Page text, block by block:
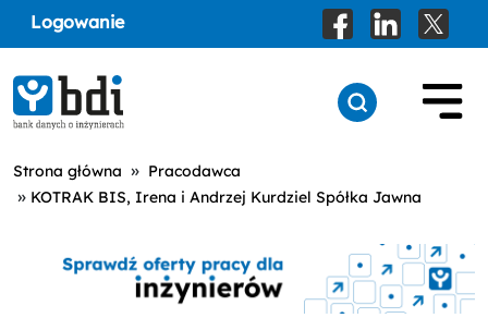
Logowanie
Strona główna » Pracodawca
» KOTRAK BIS, Irena i Andrzej Kurdziel Spółka Jawna